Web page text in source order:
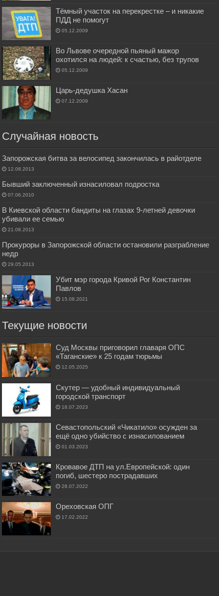
Тёмный участок на перекрестке – и никакие
ПДД не помогут
05.12.2009
Во Львове очередной пьяный мажор
охотился на людей: к счастью, без трупов
05.12.2009
Царь-дедушка Хасан
07.12.2009
Случайная новость
Запорожская битва за велосипед закончилась в райотделе
12.08.2013
Бывший заключенный изнасиловал подростка
07.06.2010
В Киевской области бандиты на глазах 9-летней девочки
убивали ее семью
21.08.2013
Прокуроры в Запорожской области остановили разграбление
недр
29.05.2013
Убит мэр города Кривой Рог Константин
Павлов
15.08.2021
Текущие новости
Суд Москвы приговорил главаря ОПС
«Таганские» к 25 годам тюрьмы
12.05.2025
Скутер — удобный индивидуальный
городской транспорт
18.07.2023
Севастопольский «Чикатило» осужден за
ещё одно убийство с изнасилованием
01.03.2023
Кровавое ДТП на ул.Европейской: один
погиб, шестеро пострадавших
28.07.2022
Ореховская ОПГ
17.02.2022